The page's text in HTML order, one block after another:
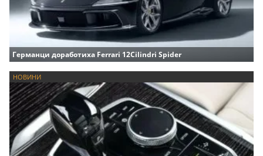
Германци доработиха Ferrari 12Cilindri Spider
НОВИНИ